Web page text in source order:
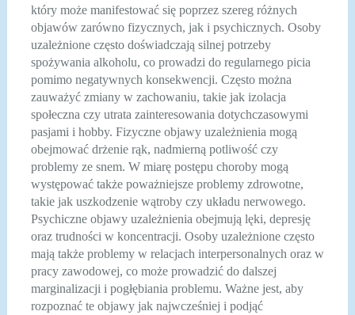
który może manifestować się poprzez szereg różnych
objawów zarówno fizycznych, jak i psychicznych. Osoby
uzależnione często doświadczają silnej potrzeby
spożywania alkoholu, co prowadzi do regularnego picia
pomimo negatywnych konsekwencji. Często można
zauważyć zmiany w zachowaniu, takie jak izolacja
społeczna czy utrata zainteresowania dotychczasowymi
pasjami i hobby. Fizyczne objawy uzależnienia mogą
obejmować drżenie rąk, nadmierną potliwość czy
problemy ze snem. W miarę postępu choroby mogą
występować także poważniejsze problemy zdrowotne,
takie jak uszkodzenie wątroby czy układu nerwowego.
Psychiczne objawy uzależnienia obejmują lęki, depresję
oraz trudności w koncentracji. Osoby uzależnione często
mają także problemy w relacjach interpersonalnych oraz w
pracy zawodowej, co może prowadzić do dalszej
marginalizacji i pogłębiania problemu. Ważne jest, aby
rozpoznać te objawy jak najwcześniej i podjąć